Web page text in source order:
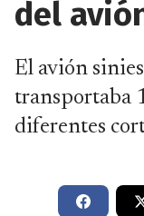
del
El avión
transportaba
diferentes